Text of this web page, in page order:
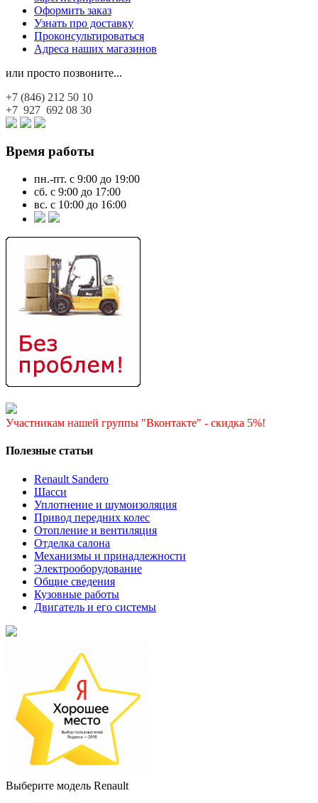
Оформить заказ
Узнать про доставку
Проконсультироваться
Адреса наших магазинов
или просто позвоните...
+7 (846) 212 50 10
+7 927 692 08 30
Время работы
пн.-пт. с 9:00 до 19:00
сб. с 9:00 до 17:00
вс. с 10:00 до 16:00
Участникам нашей группы "Вконтакте" - скидка 5%!
Полезные статьи
Renault Sandero
Шасси
Уплотнение и шумоизоляция
Привод передних колес
Отопление и вентиляция
Отделка салона
Механизмы и принадлежности
Электрооборудование
Общие сведения
Кузовные работы
Двигатель и его системы
Выберите модель Renault